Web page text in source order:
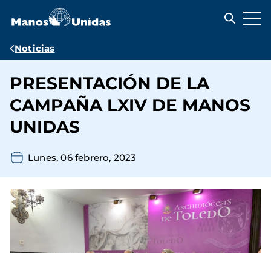
contenido
Ruta
navegación
Noticias
PRESENTACIÓN DE LA
CAMPAÑA LXIV DE MANOS
UNIDAS
Lunes, 06 febrero, 2023